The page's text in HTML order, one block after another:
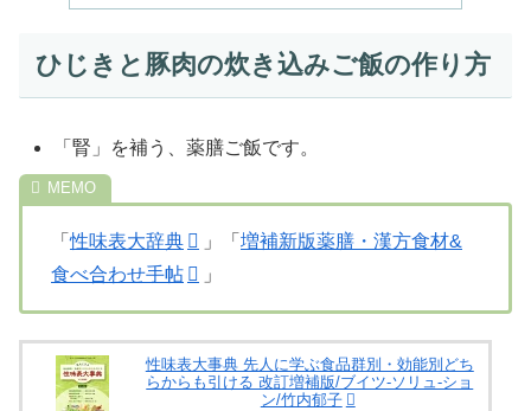
ひじきと豚肉の炊き込みご飯の作り方
「腎」を補う、薬膳ご飯です。
「性味表大辞典 」「 増補新版薬膳・漢方食材&
食べ合わせ手帖
」
性味表大事典 先人に学ぶ食品群別・効能別どち
らからも引ける 改訂増補版/ブイツ-ソリュ-ショ
ン/竹内郁子